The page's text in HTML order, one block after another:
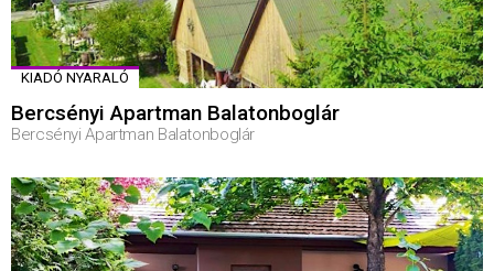
KIADÓ NYARALÓ
Bercsényi Apartman Balatonboglár
Bercsényi Apartman Balatonboglár